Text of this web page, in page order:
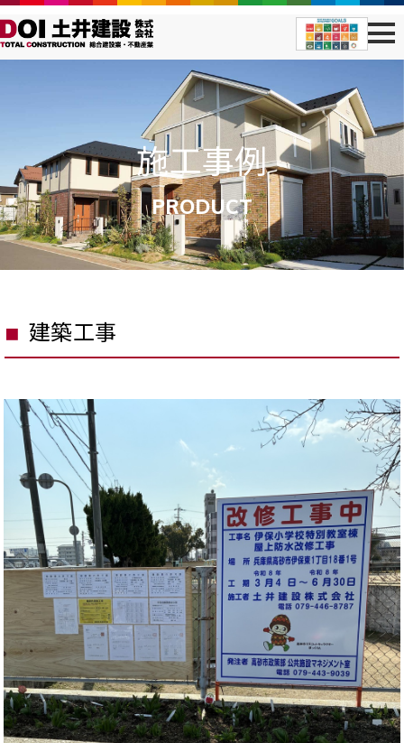
施工事例
PRODUCT
■ 建築工事